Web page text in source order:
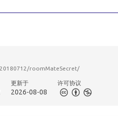
roomMateSecret/
更新于
2026-08-08
许可协议